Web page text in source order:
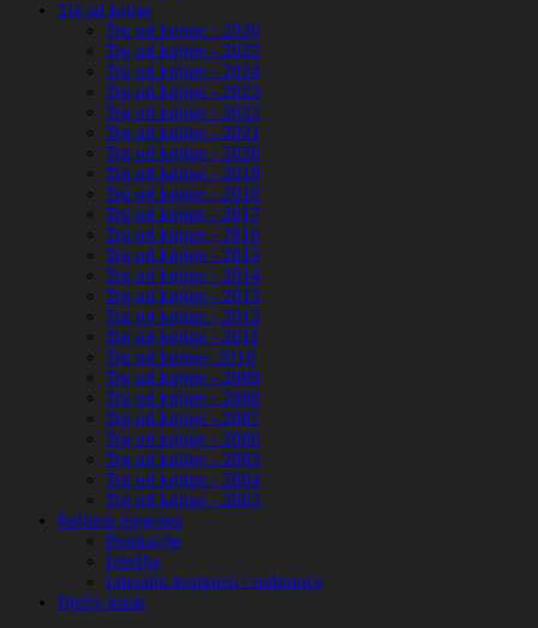
Trg od knjige
Trg od knjige - 2026
Trg od knjige - 2025
Trg od knjige - 2024
Trg od knjige - 2023
Trg od knjige - 2022
Trg od knjige - 2021
Trg od knjige - 2020
Trg od knjige - 2019
Trg od knjige - 2018
Trg od knjige - 2017
Trg od knjige - 2016
Trg od knjige - 2015
Trg od knjige - 2014
Trg od knjige - 2013
Trg od knjige - 2012
Trg od knjige - 2011
Trg od knjige- 2010
Trg od knjige - 2009
Trg od knjige - 2008
Trg od knjige - 2007
Trg od knjige - 2006
Trg od knjige - 2005
Trg od knjige - 2004
Trg od knjige - 2003
Kulturni programi
Promocije
Izložbe
Literalni konkursi / radionice
Dječiji kutak